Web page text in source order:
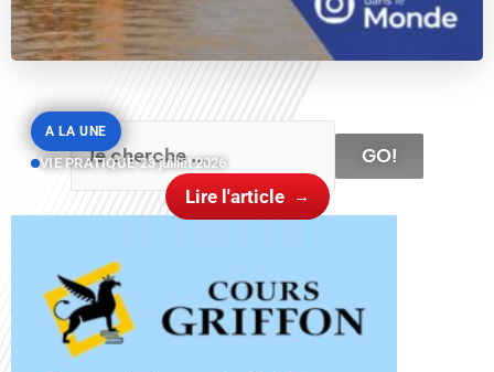
A LA UNE
VIE PRATIQUE•23 juillet 2026
Lire l'article
GO!